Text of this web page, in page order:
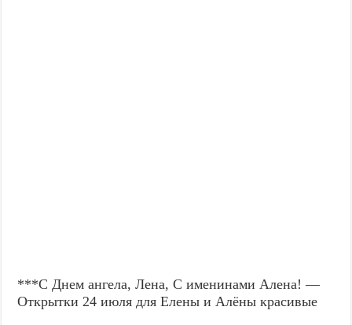
***С Днем ангела, Лена, С именинами Алена! —
Открытки 24 июля для Елены и Алёны красивые